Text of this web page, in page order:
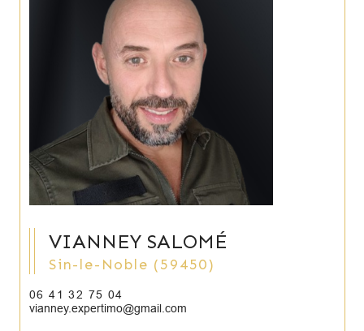
VIANNEY SALOMÉ
Sin-le-Noble (59450)
06 41 32 75 04
vianney.expertimo@gmail.com